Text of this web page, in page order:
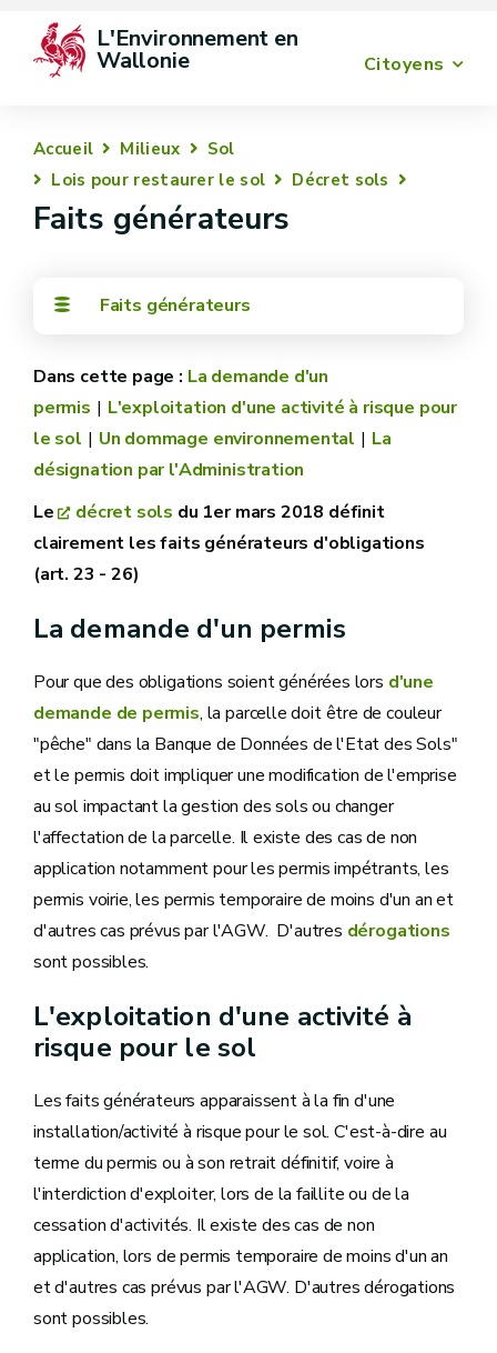
Citoyens
L'Environnement en
Wallonie
Accueil Milieux
Sol
Lois pour restaurer le sol
Décret sols
Faits générateurs
Faits générateurs
La demande d'un
permis
L'exploitation d'une activité à risque pour
le sol
Un dommage environnemental
La
désignation par l'Administration
Le
décret sols du 1er mars 2018 définit
clairement les faits générateurs d'obligations
(art. 23 - 26)
La demande d'un permis
Pour que des obligations soient générées lors d'une
demande de permis, la parcelle doit être de couleur
"pêche" dans la Banque de Données de l'Etat des Sols"
et le permis doit impliquer une modification de l'emprise
au sol impactant la gestion des sols ou changer
l'affectation de la parcelle. Il existe des cas de non
application notamment pour les permis impétrants, les
permis voirie, les permis temporaire de moins d'un an et
d'autres cas prévus par l'AGW. D'autres dérogations
sont possibles.
L'exploitation d'une activité à
risque pour le sol
Les faits générateurs apparaissent à la fin d'une
installation/activité à risque pour le sol. C'est-à-dire au
terme du permis ou à son retrait définitif, voire à
l'interdiction d'exploiter, lors de la faillite ou de la
cessation d'activités. Il existe des cas de non
application, lors de permis temporaire de moins d'un an
et d'autres cas prévus par l'AGW. D'autres dérogations
sont possibles.